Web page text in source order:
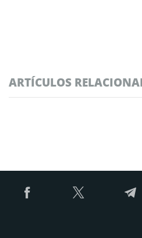
ARTÍCULOS